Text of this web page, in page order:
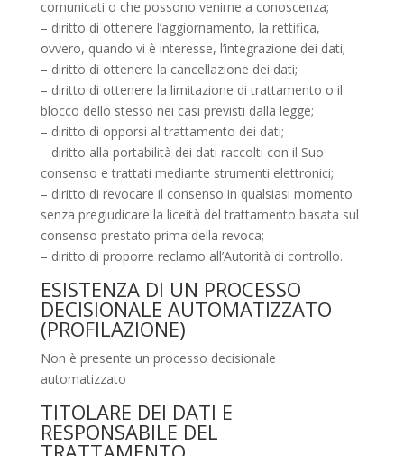
comunicati o che possono venirne a conoscenza;
– diritto di ottenere l’aggiornamento, la rettifica,
ovvero, quando vi è interesse, l’integrazione dei dati;
– diritto di ottenere la cancellazione dei dati;
– diritto di ottenere la limitazione di trattamento o il
blocco dello stesso nei casi previsti dalla legge;
– diritto di opporsi al trattamento dei dati;
– diritto alla portabilità dei dati raccolti con il Suo
consenso e trattati mediante strumenti elettronici;
– diritto di revocare il consenso in qualsiasi momento
senza pregiudicare la liceità del trattamento basata sul
consenso prestato prima della revoca;
– diritto di proporre reclamo all’Autorità di controllo.
ESISTENZA DI UN PROCESSO
DECISIONALE AUTOMATIZZATO
(PROFILAZIONE)
Non è presente un processo decisionale
automatizzato
TITOLARE DEI DATI E
RESPONSABILE DEL